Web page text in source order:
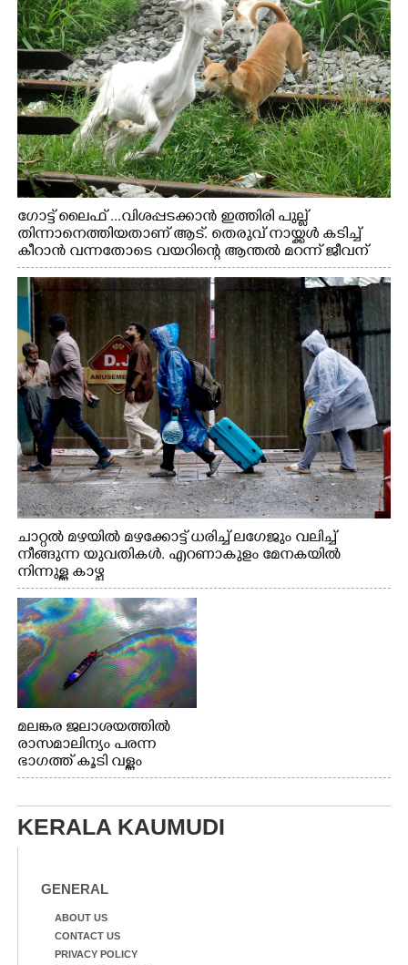
ഗോട്ട് ലൈഫ് ...വിശപ്പടക്കാൻ ഇത്തിരി പുല്ല്
തിന്നാനെത്തിയതാണ് ആട്. തെരുവ് നായ്ക്കൾ കടിച്ച്
കീറാൻ വന്നതോടെ വയറിന്റെ ആന്തൽ മറന്ന് ജീവന്
വേണ്ടിയായി ഓട്ടം. എറണാകുളം വാത്തുരുത്തിയിൽ
നിന്നുള്ള കാഴ്ച
ചാറ്റൽ മഴയിൽ മഴക്കോട്ട് ധരിച്ച് ലഗേജും വലിച്ച്
നീങ്ങുന്ന യുവതികൾ. എറണാകുളം മേനകയിൽ
നിന്നുള്ള കാഴ്ച
മലങ്കര ജലാശയത്തിൽ
രാസമാലിന്യം പരന്ന
ഭാഗത്ത് കൂടി വള്ളം
തുഴഞ്ഞു പോകുന്ന
KERALA KAUMUDI
GENERAL
ABOUT US
CONTACT US
PRIVACY POLICY